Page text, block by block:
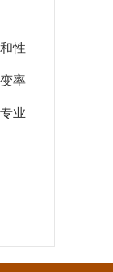
性
率
业